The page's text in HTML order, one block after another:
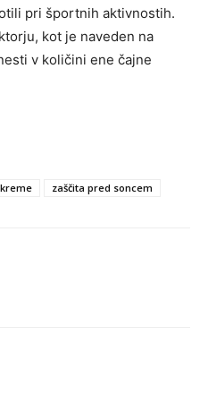
pri športnih aktivnostih.
kot je naveden na
v količini ene čajne
zaščita pred soncem